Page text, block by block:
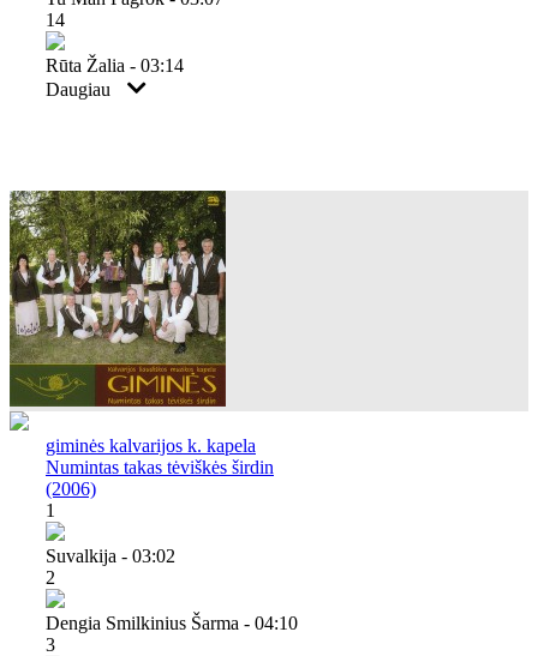
14
Rūta Žalia - 03:14
Daugiau
giminės kalvarijos k. kapela
Numintas takas tėviškės širdin
(2006)
1
Suvalkija - 03:02
2
Dengia Smilkinius Šarma - 04:10
3